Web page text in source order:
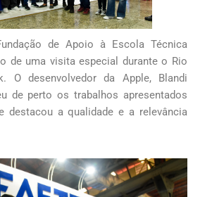
de Apoio à Escola Técnica
de uma visita especial durante o Rio
O desenvolvedor da Apple, Blandi
de perto os trabalhos apresentados
destacou a qualidade e a relevância